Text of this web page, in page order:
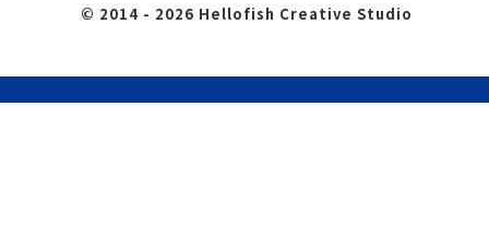
© 2014 - 2026 Hellofish Creative Studio